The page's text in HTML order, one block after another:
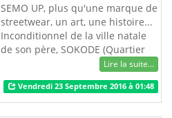
SEMO UP, plus qu'une marque de
streetwear, un art, une histoire...
Inconditionnel de la ville natale
de son père, SOKODE (Quartier
Koma I) et fan depuis sa tendre
enfance, du club de foot SEMASSI
FC (10 fois Champion du Togo),
surnommé les« Guerriers de
Lire la suite...
Vendredi 23 Septembre 2016 à 01:48